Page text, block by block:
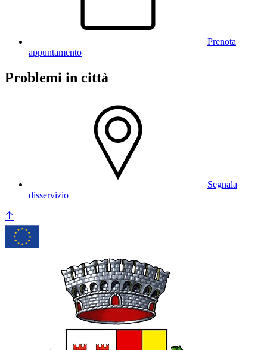
Prenota
appuntamento
Problemi in città
Segnala
disservizio